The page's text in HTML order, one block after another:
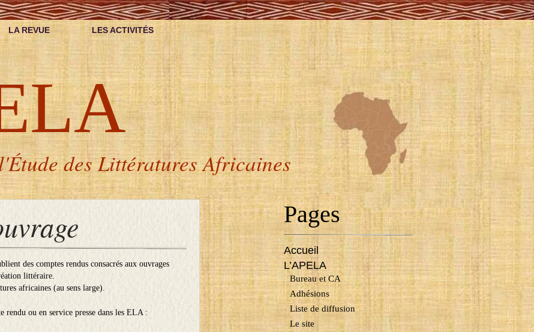
LA REVUE
LES ACTIVITÉS
des Littératures Africaines
des comptes rendus consacrés aux ouvrages
littéraire.
africaines (au sens large).
rendu ou en service presse dans les ELA :
Pages
Accueil
L’APELA
Bureau et CA
Adhésions
Liste de diffusion
Le site